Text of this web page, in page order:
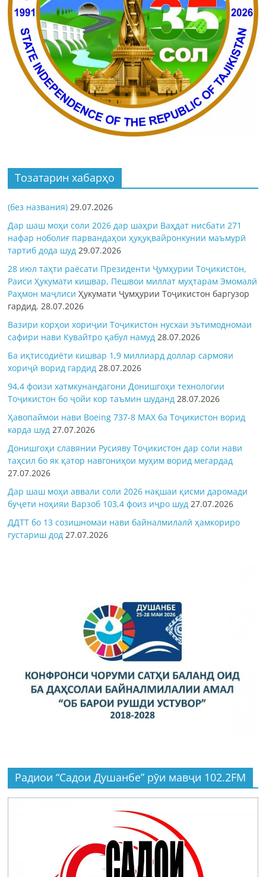
Тозатарин хабарҳо
(без названия) 29.07.2026
Дар шаш моҳи соли 2026 дар шаҳри Ваҳдат нисбати 271
нафар ноболиғ парвандаҳои ҳуқуқвайронкунии маъмурӣ
тартиб дода шуд 29.07.2026
28 июл таҳти раёсати Президенти Ҷумҳурии Тоҷикистон,
Раиси Ҳукумати кишвар, Пешвои миллат муҳтарам Эмомалӣ
Раҳмон маҷлисиҲукумати Ҷумҳурии Тоҷикистон баргузор
гардид.28.07.2026
Вазири корҳои хориҷии Тоҷикистон нусхаи эътимодномаи
сафири нави Кувайтро қабул намуд 28.07.2026
Ба иқтисодиёти кишвар 1,9 миллиард доллар сармояи
хориҷӣ ворид гардид 28.07.2026
94,4 фоизи хатмкунандагони Донишгоҳи технологии
Тоҷикистон бо ҷойи кор таъмин шуданд 28.07.2026
Ҳавопаймои нави Boeing 737-8 MAX ба Тоҷикистон ворид
карда шуд 27.07.2026
Донишгоҳи славянии Русияву Тоҷикистон дар соли нави
таҳсил бо як қатор навгониҳои муҳим ворид мегардад
27.07.2026
Дар шаш моҳи аввали соли 2026 нақшаи қисми даромади
буҷети ноҳияи Варзоб 103,4 фоиз иҷро шуд 27.07.2026
ДДТТ бо 13 созишномаи нави байналмилалӣ ҳамкориро
густариш дод 27.07.2026
Радиои “Садои Душанбе” рӯи мавҷи 102.2FM